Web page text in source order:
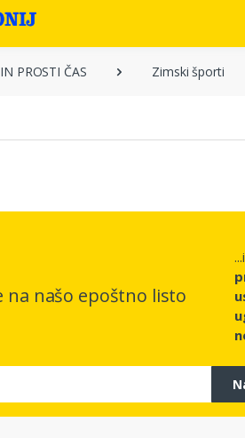
PROSTI ČAS Zimski športi
na našo epoštno listo